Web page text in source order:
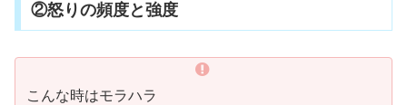
②怒りの頻度と強度
こんな時はモラハラ